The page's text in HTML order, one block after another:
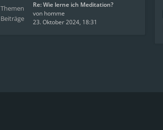
Themen
Beiträge
Re: Wie lerne ich Meditation?
von homme
23. Oktober 2024, 18:31